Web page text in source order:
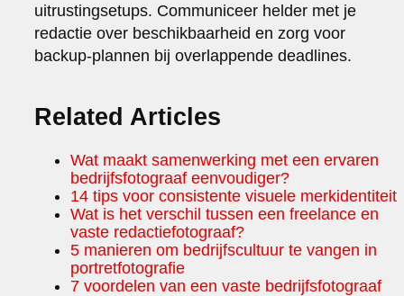
uitrustingsetups. Communiceer helder met je
redactie over beschikbaarheid en zorg voor
backup-plannen bij overlappende deadlines.
Related Articles
Wat maakt samenwerking met een ervaren
bedrijfsfotograaf eenvoudiger?
14 tips voor consistente visuele merkidentiteit
Wat is het verschil tussen een freelance en
vaste redactiefotograaf?
5 manieren om bedrijfscultuur te vangen in
portretfotografie
7 voordelen van een vaste bedrijfsfotograaf